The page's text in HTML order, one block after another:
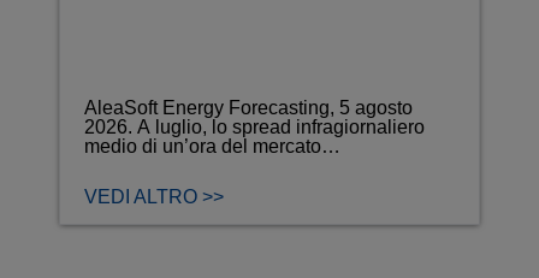
AleaSoft Energy Forecasting, 5 agosto
2026. A luglio, lo spread infragiornaliero
medio di un’ora del mercato…
VEDI ALTRO >>